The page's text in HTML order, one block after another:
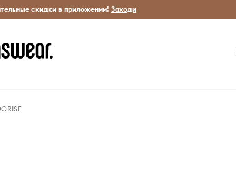
товары Экономь с Answear Club
скидки в приложении! Заходи